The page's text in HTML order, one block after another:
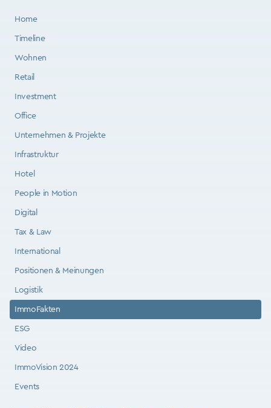
Home
Timeline
Wohnen
Retail
Investment
Office
Unternehmen & Projekte
Infrastruktur
Hotel
People in Motion
Digital
Tax & Law
International
Positionen & Meinungen
Logistik
ImmoFakten
ESG
Video
ImmoVision 2024
Events